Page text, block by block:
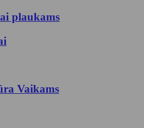
plaukams
Vaikams